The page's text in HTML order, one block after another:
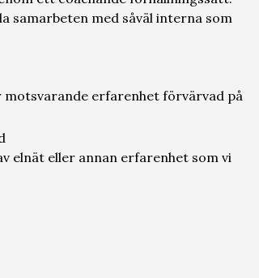
samarbeten med såväl interna som
erfarenhet förvärvad på
eller annan erfarenhet som vi